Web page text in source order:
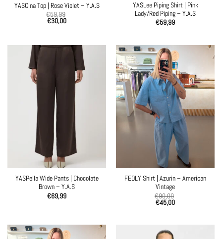
YASCina Top | Rose Violet – Y.A.S
€59,99
€30,00
YASLee Piping Shirt | Pink
Lady/Red Piping – Y.A.S
€59,99
YASPella Wide Pants | Chocolate
Brown – Y.A.S
€69,99
FEOLY Shirt | Azurin – American
Vintage
€90,00
€45,00